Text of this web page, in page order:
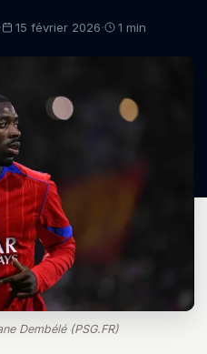
· 15 février 2026· 1 min
Dembélé (PSG.FR)